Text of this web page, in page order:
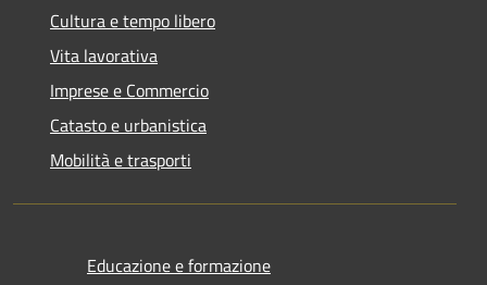
Cultura e tempo libero
Vita lavorativa
Imprese e Commercio
Catasto e urbanistica
Mobilità e trasporti
Educazione e formazione